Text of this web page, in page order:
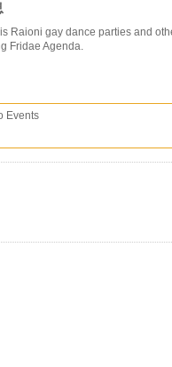
Raioni gay dance parties and
Fridae Agenda.
Events